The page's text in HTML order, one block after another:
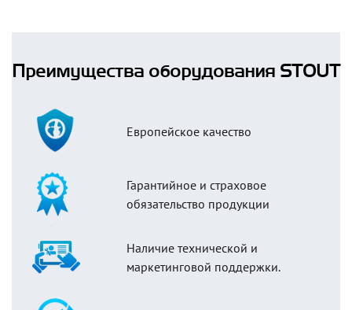
Преимущества оборудования STOUT
Европейское качество
Гарантийное и страховое
обязательство продукции
Наличие технической и
маркетинговой поддержки.